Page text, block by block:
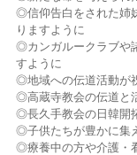
◎信仰告白をされた姉
りますように
◎カンガルークラブや
すように
◎地域への伝道活動が
◎高蔵寺教会の伝道と
◎長久手教会の日韓開
◎子供たちが豊かに集
◎療養中の方や介護・